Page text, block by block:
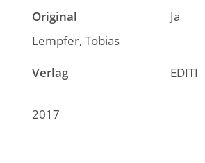
Original
Ja
Lempfer, Tobias
Verlag
EDITI
2017